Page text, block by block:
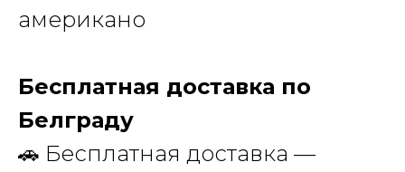
американо
Бесплатная доставка по
Белграду
🚗 Бесплатная доставка —